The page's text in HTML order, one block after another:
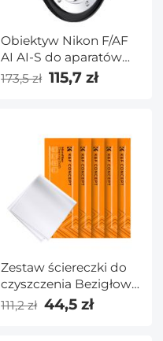
Obiektyw Nikon F/AF
AI AI-S do aparatów
Canon EOS EF EF-S
Adapter mocowania
173,5 zł 115,7 zł
Zestaw ściereczki do
czyszczenia Bezigłowa
ściereczka do
czyszczenia Sucha
111,2 zł 44,5 zł